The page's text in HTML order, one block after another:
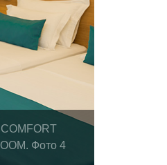
COMFORT
Фото 4